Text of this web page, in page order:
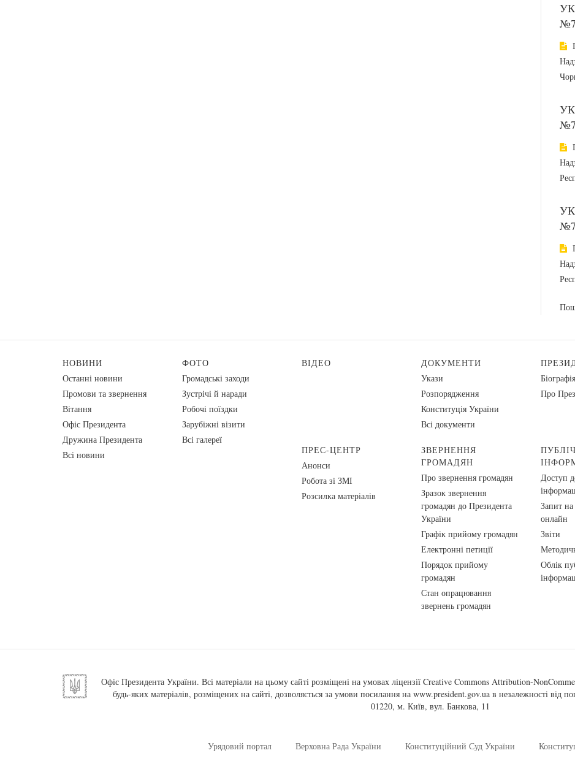
НОВИНИ
Останні новини
Промови та звернення
Вiтання
Офіс Президента
Дружина Президента
Всі новини
ФОТО
Громадські заходи
Зустрічі й наради
Робочі поїздки
Зарубіжні візити
Всі галереї
ВІДЕО
ДОКУМЕНТИ
Укази
Розпорядження
Конституція України
Всі документи
Біографія
Про
ПРЕС-ЦЕНТР
Анонси
Робота зі ЗМІ
Розсилка матеріалів
ЗВЕРНЕННЯ
ГРОМАДЯН
Про звернення громадян
Зразок звернення
громадян до Президента
України
Графік прийому громадян
Електронні петиції
Порядок прийому
громадян
Стан опрацювання
звернень громадян
Доступ
Запит
онлайн
Звіти
Облік
Офіс Президента України. Всі матеріали на цьому сайті розміщені на умовах ліцензії Creative Commons Attribution-
будь-яких матеріалів, розміщених на сайті, дозволяється за умови посилання на www.president.gov.ua в незалежності від
01220, м. Київ, вул. Банкова, 11
Урядовий портал Верховна Рада України Конституційний Суд України